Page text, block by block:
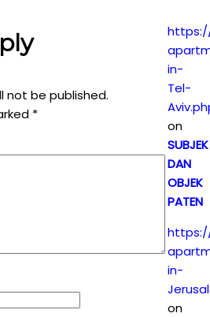
not be published.
*
in-
Tel-
on
SUBJEK
DAN
OBJEK
PATEN
in-
on